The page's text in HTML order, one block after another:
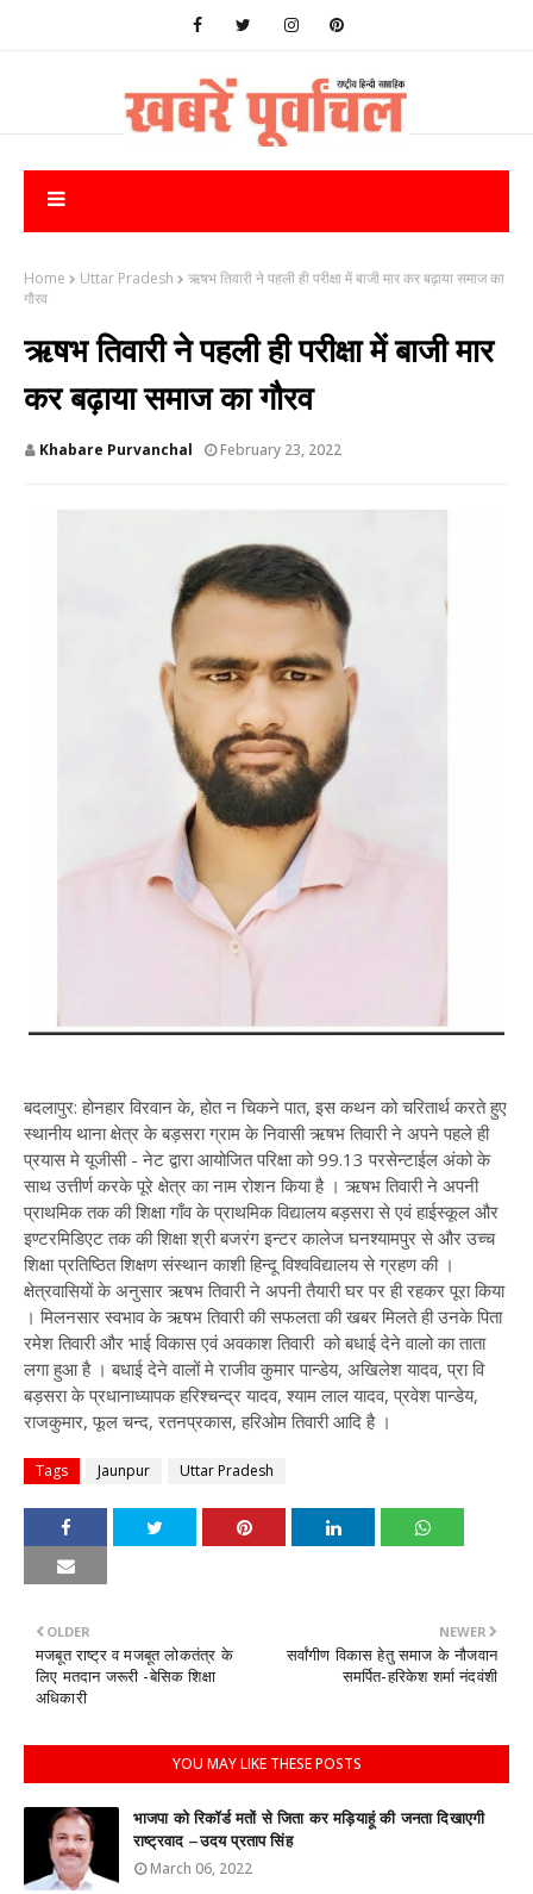
Home Uttar Pradesh
ऋषभ तिवारी ने पहली ही परीक्षा में बाजी मार कर बढ़ाया समाज का
गौरव
ऋषभ तिवारी ने पहली ही परीक्षा में बाजी मार
कर बढ़ाया समाज का गौरव
Khabare Purvanchal February 23, 2022
बदलापुर: होनहार विरवान के, होत न चिकने पात, इस कथन को चरितार्थ करते हुए
स्थानीय थाना क्षेत्र के बड़सरा ग्राम के निवासी ऋषभ तिवारी ने अपने पहले ही
प्रयास मे यूजीसी - नेट द्वारा आयोजित परिक्षा को 99.13 परसेन्टाईल अंको के
साथ उत्तीर्ण करके पूरे क्षेत्र का नाम रोशन किया है । ऋषभ तिवारी ने अपनी
प्राथमिक तक की शिक्षा गाँव के प्राथमिक विद्यालय बड़सरा से एवं हाईस्कूल और
इण्टरमिडिएट तक की शिक्षा श्री बजरंग इन्टर कालेज घनश्यामपुर से और उच्च
शिक्षा प्रतिष्ठित शिक्षण संस्थान काशी हिन्दू विश्वविद्यालय से ग्रहण की ।
क्षेत्रवासियों के अनुसार ऋषभ तिवारी ने अपनी तैयारी घर पर ही रहकर पूरा किया
। मिलनसार स्वभाव के ऋषभ तिवारी की सफलता की खबर मिलते ही उनके पिता
रमेश तिवारी और भाई विकास एवं अवकाश तिवारी को बधाई देने वालो का ताता
लगा हुआ है । बधाई देने वालों मे राजीव कुमार पान्डेय, अखिलेश यादव, प्रा वि
बड़सरा के प्रधानाध्यापक हरिश्चन्द्र यादव, श्याम लाल यादव, प्रवेश पान्डेय,
राजकुमार, फूल चन्द, रतनप्रकास, हरिओम तिवारी आदि है ।
Tags Jaunpur Uttar Pradesh
NEWER
सर्वांगीण विकास हेतु समाज के नौजवान
समर्पित-हरिकेश शर्मा नंदवंशी
OLDER
मजबूत राष्ट्र व मजबूत लोकतंत्र के
लिए मतदान जरूरी -बेसिक शिक्षा
अधिकारी
YOU MAY LIKE THESE POSTS
भाजपा को रिकॉर्ड मतों से जिता कर मड़ियाहूं की जनता दिखाएगी
राष्ट्रवाद –उदय प्रताप सिंह
March 06, 2022